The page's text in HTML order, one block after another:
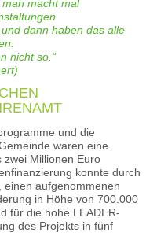
macht mal
dann haben das alle
nicht so.“
und die
waren eine
zwei Millionen Euro
konnte durch
einen aufgenommenen
in Höhe von 700.000
für die hohe LEADER-
des Projekts in fünf